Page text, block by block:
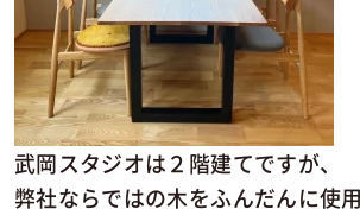
武岡スタジオは２階建てですが、
弊社ならではの木をふんだんに使